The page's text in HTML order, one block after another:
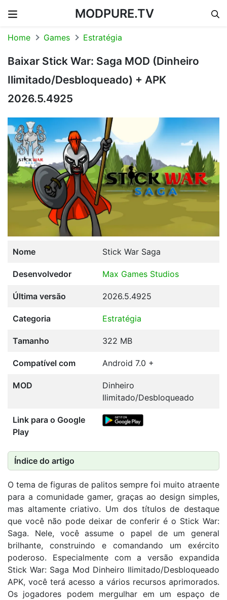
MODPURE.TV
Home Games Estratégia
Baixar Stick War: Saga MOD (Dinheiro
Ilimitado/Desbloqueado) + APK
2026.5.4925
Nome Stick War Saga
Desenvolvedor Max Games Studios
Última versão 2026.5.4925
Categoria Estratégia
Tamanho 322 MB
Compatível com Android 7.0 +
MOD
Dinheiro
Ilimitado/Desbloqueado
Link para o Google
Play
Índice do artigo
O tema de figuras de palitos sempre foi muito atraente
para a comunidade gamer, graças ao design simples,
mas altamente criativo. Um dos títulos de destaque
que você não pode deixar de conferir é o Stick War:
Saga. Nele, você assume o papel de um general
brilhante, construindo e comandando um exército
poderoso. Especialmente com a versão expandida
Stick War: Saga Mod Dinheiro Ilimitado/Desbloqueado
APK, você terá acesso a vários recursos aprimorados.
Os jogadores podem mergulhar em um espaço de